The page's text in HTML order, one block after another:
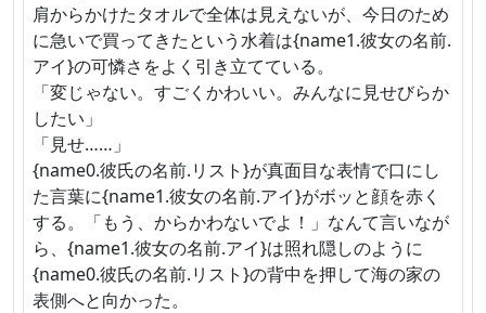
肩からかけたタオルで全体は見えないが、今日のため
に急いで買ってきたという水着は{name1.彼女の名前.
アイ}の可憐さをよく引き立てている。
「変じゃない。すごくかわいい。みんなに見せびらか
したい」
「見せ……」
{name0.彼氏の名前.リスト}が真面目な表情で口にし
た言葉に{name1.彼女の名前.アイ}がボッと顔を赤く
する。「もう、からかわないでよ！」なんて言いなが
ら、{name1.彼女の名前.アイ}は照れ隠しのように
{name0.彼氏の名前.リスト}の背中を押して海の家の
表側へと向かった。